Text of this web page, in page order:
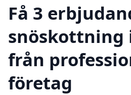
Få 3
snöskottning
från
företag